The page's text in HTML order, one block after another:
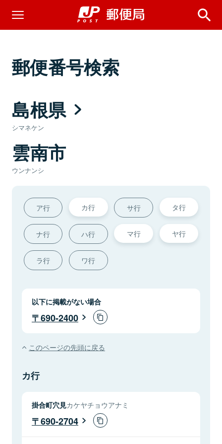
郵便番号検索
島根県
シマネケン
雲南市
ウンナンシ
ア行 カ行 サ行 タ行
ナ行 ハ行 マ行 ヤ行
ラ行 ワ行
以下に掲載がない場合
690-2400
このページの先頭に戻る
カ行
掛合町穴見カケヤチョウアナミ
690-2704